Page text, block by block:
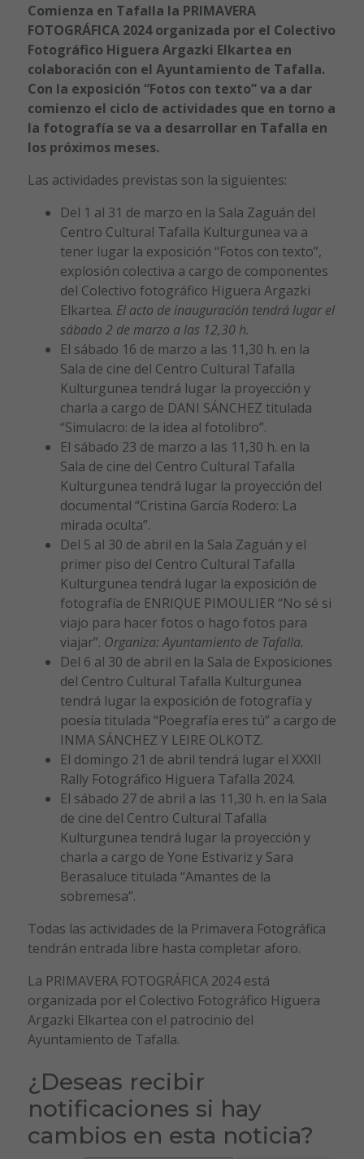
Comienza en Tafalla la PRIMAVERA
FOTOGRÁFICA 2024 organizada por el Colectivo
Fotográfico Higuera Argazki Elkartea en
colaboración con el Ayuntamiento de Tafalla.
Con la exposición “Fotos con texto” va a dar
comienzo el ciclo de actividades que en torno a
la fotografía se va a desarrollar en Tafalla en
los próximos meses.
Las actividades previstas son la siguientes:
Del 1 al 31 de marzo en la Sala Zaguán del
Centro Cultural Tafalla Kulturgunea va a
tener lugar la exposición “Fotos con texto”,
explosión colectiva a cargo de componentes
del Colectivo fotográfico Higuera Argazki
Elkartea. El acto de inauguración tendrá lugar el
sábado 2 de marzo a las 12,30 h.
El sábado 16 de marzo a las 11,30 h. en la
Sala de cine del Centro Cultural Tafalla
Kulturgunea tendrá lugar la proyección y
charla a cargo de DANI SÁNCHEZ titulada
“Simulacro: de la idea al fotolibro”.
El sábado 23 de marzo a las 11,30 h. en la
Sala de cine del Centro Cultural Tafalla
Kulturgunea tendrá lugar la proyección del
documental “Cristina García Rodero: La
mirada oculta”.
Del 5 al 30 de abril en la Sala Zaguán y el
primer piso del Centro Cultural Tafalla
Kulturgunea tendrá lugar la exposición de
fotografía de ENRIQUE PIMOULIER “No sé si
viajo para hacer fotos o hago fotos para
viajar”. Organiza: Ayuntamiento de Tafalla.
Del 6 al 30 de abril en la Sala de Exposiciones
del Centro Cultural Tafalla Kulturgunea
tendrá lugar la exposición de fotografía y
poesía titulada “Poegrafía eres tú” a cargo de
INMA SÁNCHEZ Y LEIRE OLKOTZ.
El domingo 21 de abril tendrá lugar el XXXII
Rally Fotográfico Higuera Tafalla 2024.
El sábado 27 de abril a las 11,30 h. en la Sala
de cine del Centro Cultural Tafalla
Kulturgunea tendrá lugar la proyección y
charla a cargo de Yone Estivariz y Sara
Berasaluce titulada “Amantes de la
sobremesa”.
Todas las actividades de la Primavera Fotográfica
tendrán entrada libre hasta completar aforo.
La PRIMAVERA FOTOGRÁFICA 2024 está
organizada por el Colectivo Fotográfico Higuera
Argazki Elkartea con el patrocinio del
Ayuntamiento de Tafalla.
¿Deseas recibir
notificaciones si hay
cambios en esta noticia?